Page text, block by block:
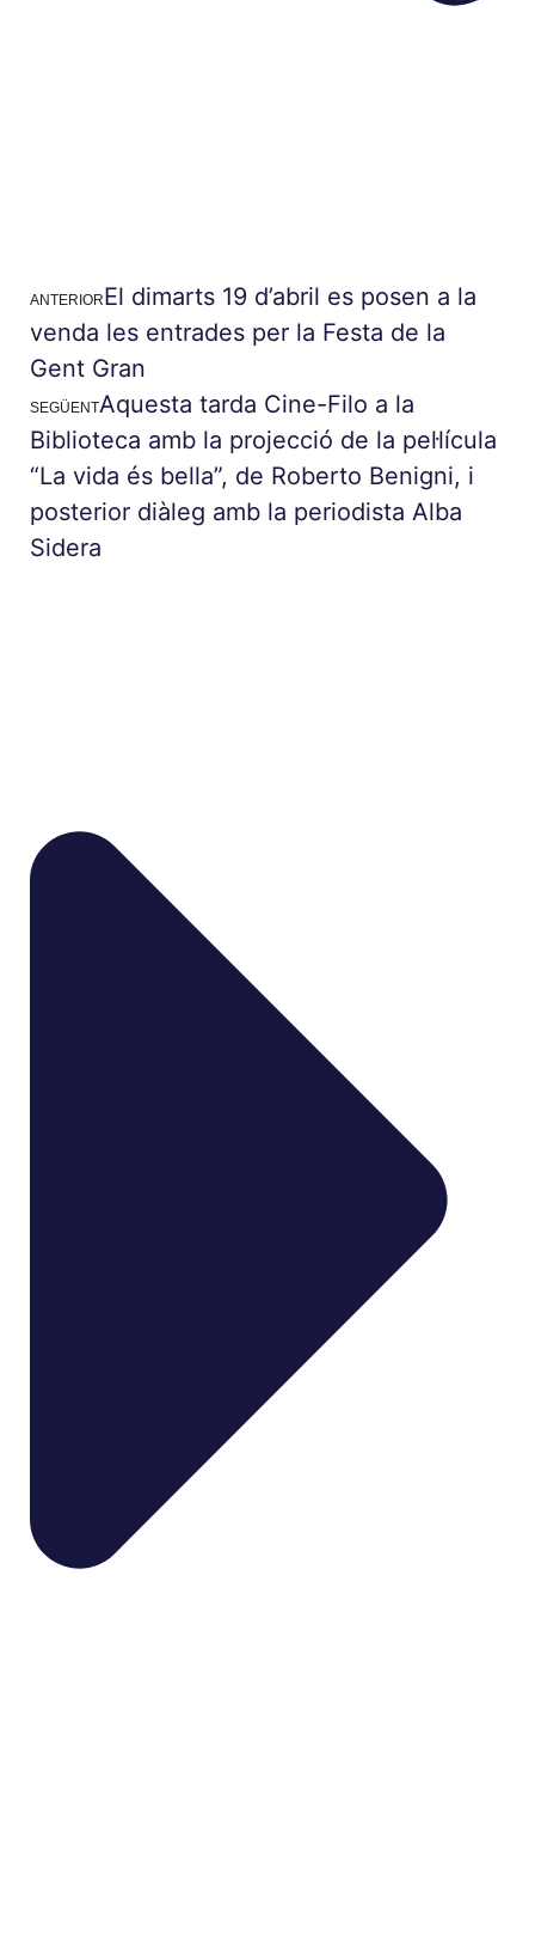
ANTERIOREl dimarts 19 d’abril es posen a la
venda les entrades per la Festa de la
Gent Gran
SEGÜENTAquesta tarda Cine-Filo a la
Biblioteca amb la projecció de la pel·lícula
“La vida és bella”, de Roberto Benigni, i
posterior diàleg amb la periodista Alba
Sidera